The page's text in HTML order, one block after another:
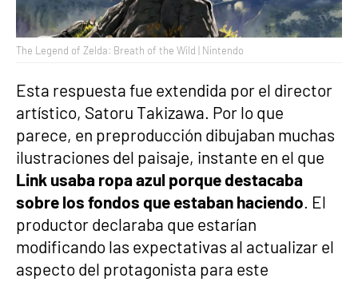
The Legend of Zelda: Breath of the Wild | Nintendo
Esta respuesta fue extendida por el director
artístico, Satoru Takizawa. Por lo que
parece, en preproducción dibujaban muchas
ilustraciones del paisaje, instante en el que
Link usaba ropa azul porque destacaba
sobre los fondos que estaban haciendo. El
productor declaraba que estarían
modificando las expectativas al actualizar el
aspecto del protagonista para este